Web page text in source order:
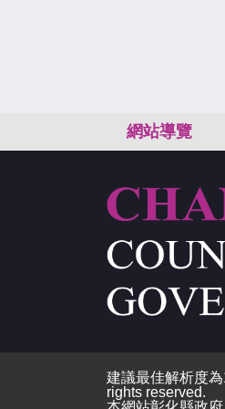
網站導覽
建議最佳解析度
rights reserved.